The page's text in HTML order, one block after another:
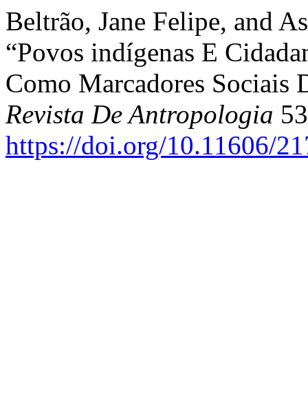
Beltrão, Jane Felipe, and
“Povos indígenas E
Como Marcadores Sociais
Revista De Antropologia
https://doi.org/10.11606/